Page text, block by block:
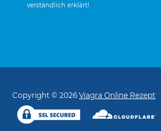
verständlich erklärt!
Copyright © 2026 Viagra Online Rezept